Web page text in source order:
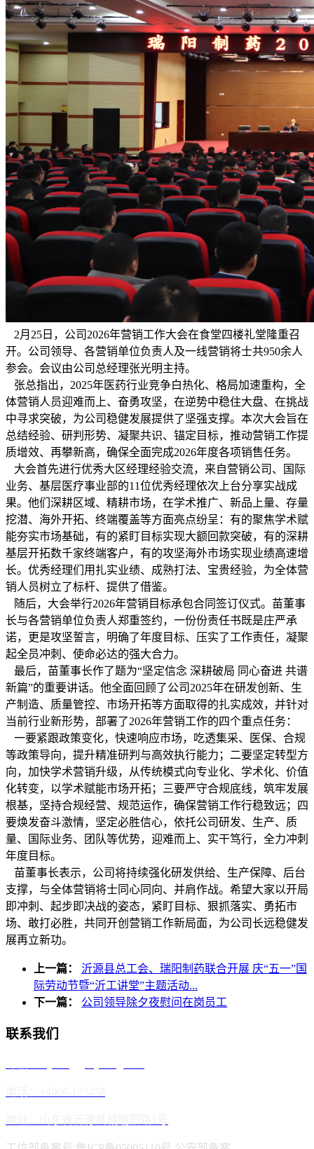
2月25日，公司2026年营销工作大会在食堂四楼礼堂隆重召
开。公司领导、各营销单位负责人及一线营销将士共950余人
参会。会议由公司总经理张光明主持。
张总指出，2025年医药行业竞争白热化、格局加速重构，全
体营销人员迎难而上、奋勇攻坚，在逆势中稳住大盘、在挑战
中寻求突破，为公司稳健发展提供了坚强支撑。本次大会旨在
总结经验、研判形势、凝聚共识、锚定目标，推动营销工作提
质增效、再攀新高，确保全面完成2026年度各项销售任务。
大会首先进行优秀大区经理经验交流，来自营销公司、国际
业务、基层医疗事业部的11位优秀经理依次上台分享实战成
果。他们深耕区域、精耕市场，在学术推广、新品上量、存量
挖潜、海外开拓、终端覆盖等方面亮点纷呈：有的聚焦学术赋
能夯实市场基础，有的紧盯目标实现大额回款突破，有的深耕
基层开拓数千家终端客户，有的攻坚海外市场实现业绩高速增
长。优秀经理们用扎实业绩、成熟打法、宝贵经验，为全体营
销人员树立了标杆、提供了借鉴。
随后，大会举行2026年营销目标承包合同签订仪式。苗董事
长与各营销单位负责人郑重签约，一份份责任书既是庄严承
诺，更是攻坚誓言，明确了年度目标、压实了工作责任，凝聚
起全员冲刺、使命必达的强大合力。
最后，苗董事长作了题为“坚定信念 深耕破局 同心奋进 共谱
新篇”的重要讲话。他全面回顾了公司2025年在研发创新、生
产制造、质量管控、市场开拓等方面取得的扎实成效，并针对
当前行业新形势，部署了2026年营销工作的四个重点任务：
一要紧跟政策变化，快速响应市场，吃透集采、医保、合规
等政策导向，提升精准研判与高效执行能力；二要坚定转型方
向，加快学术营销升级，从传统模式向专业化、学术化、价值
化转变，以学术赋能市场开拓；三要严守合规底线，筑牢发展
根基，坚持合规经营、规范运作，确保营销工作行稳致远；四
要焕发奋斗激情，坚定必胜信心，依托公司研发、生产、质
量、国际业务、团队等优势，迎难而上、实干笃行，全力冲刺
年度目标。
苗董事长表示，公司将持续强化研发供给、生产保障、后台
支撑，与全体营销将士同心同向、并肩作战。希望大家以开局
即冲刺、起步即决战的姿态，紧盯目标、狠抓落实、勇拓市
场、敢打必胜，共同开创营销工作新局面，为公司长远稳健发
展再立新功。
上一篇：
沂源县总工会、瑞阳制药联合开展 庆“五一”国
际劳动节暨“沂工讲堂”主题活动...
下一篇：
公司领导除夕夜慰问在岗员工
联系我们